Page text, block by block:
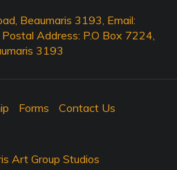
Beaumaris 3193, Email:
Postal Address: P.O Box 7224,
3193
Forms
Contact Us
Art Group Studios